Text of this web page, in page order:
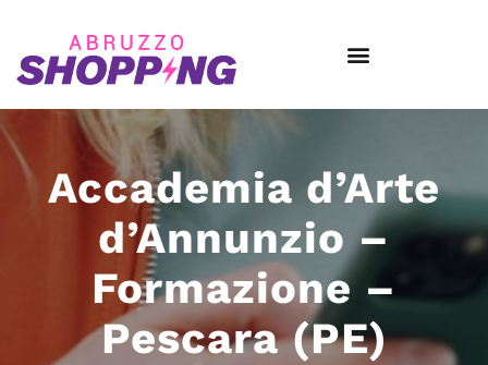
Accademia d’Arte
d’Annunzio –
Formazione –
Pescara (PE)